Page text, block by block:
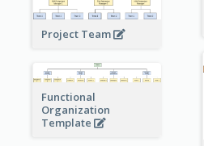
Project Team
Functional
Organization
Template